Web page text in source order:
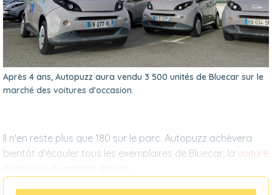
Après 4 ans, Autopuzz aura vendu 3 500 unités de Bluecar sur le
marché des voitures d'occasion.
Il n'en reste plus que 180 sur le parc. Autopuzz achèvera
bientôt d'écouler tous les exemplaires de Bluecar, la voiture
du groupe Bolloré,